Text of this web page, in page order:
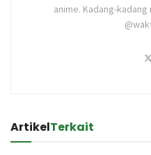
anime. Kadang-
ArtikelTerkait